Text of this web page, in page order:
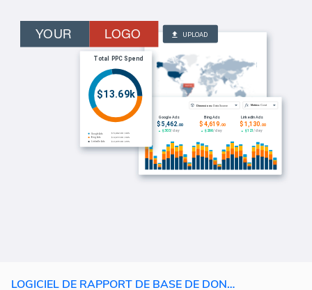
LOGICIEL DE RAPPORT DE BASE DE DONNEES